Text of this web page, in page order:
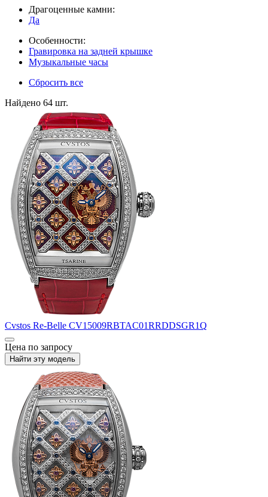
Драгоценные камни:
Да
Особенности:
Гравировка на задней крышке
Музыкальные часы
Сбросить все
Найдено 64 шт.
Cvstos Re-Belle CV15009RBTAC01RRDDSGR1Q
Цена по запросу
Найти эту модель